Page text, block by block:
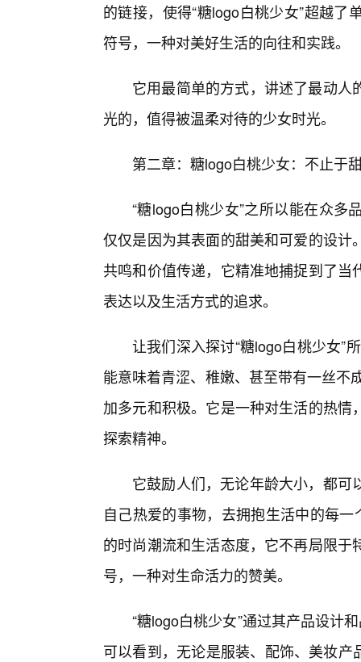
的链接，使得“糖logo白桃少女”超越
符号，一种对美好生活的向往和实践。
它用最简单的方式，讲述了最动
光的，值得被温柔对待的少女时光。
第二章：糖logo白桃少女：不止于
“糖logo白桃少女”之所以能在众多
仅仅是因为其表面的甜美和可爱的设
共鸣和价值传递，它精准地捕捉到了
表达以及生活方式的追求。
让我们深入探讨“糖logo白桃少女”
能意味着青涩、稚嫩、甚至带有一丝不
加多元和积极。它是一种对生活的热
探索精神。
它鼓励人们，无论年龄大小，都
自己热爱的事物，去拥抱生活中的每
的时尚潮流和生活态度，它不再局限
号，一种对生命活力的赞美。
“糖logo白桃少女”通过其产品设计
可以看到，无论是服装、配饰、美妆产